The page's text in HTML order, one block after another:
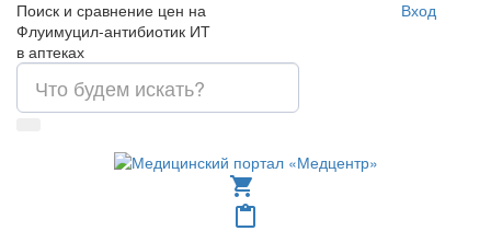
Поиск и сравнение цен на
Флуимуцил-антибиотик ИТ
в аптеках
Вход
shopping_cart
content_paste